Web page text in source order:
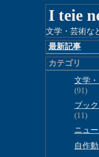
I teie
文学・芸術な
最新記事
カテゴリ
文学
(91)
ブッ
(11)
ニュ
自作